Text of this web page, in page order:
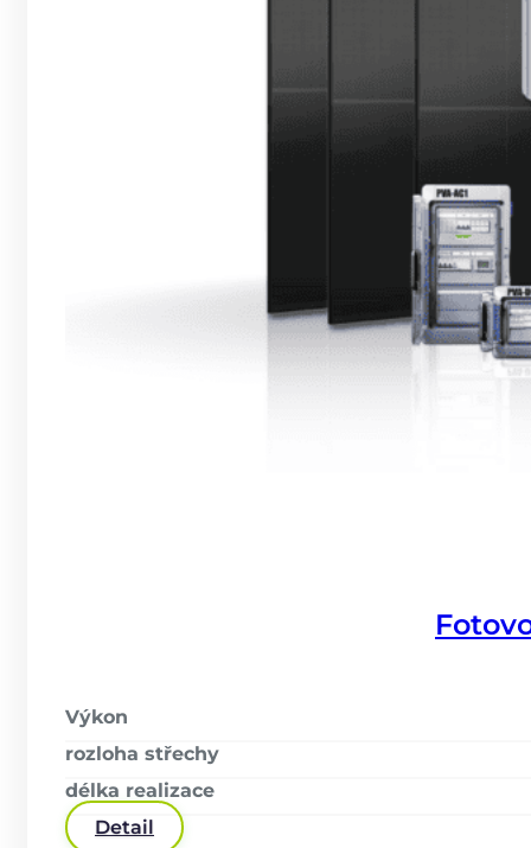
Výkon
rozloha střechy
délka realizace
Detail